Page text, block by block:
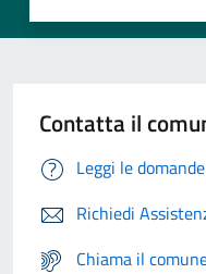
Contatta il
Leggi le
Richiedi
Chiama il